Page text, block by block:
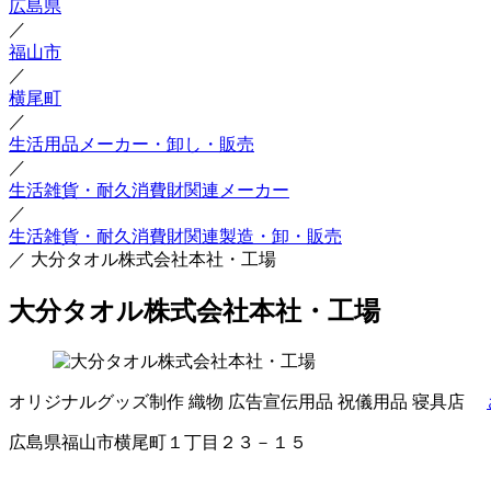
広島県
／
福山市
／
横尾町
／
生活用品メーカー・卸し・販売
／
生活雑貨・耐久消費財関連メーカー
／
生活雑貨・耐久消費財関連製造・卸・販売
／ 大分タオル株式会社本社・工場
大分タオル株式会社本社・工場
オリジナルグッズ制作 織物 広告宣伝用品 祝儀用品 寝具店
広島県福山市横尾町１丁目２３－１５